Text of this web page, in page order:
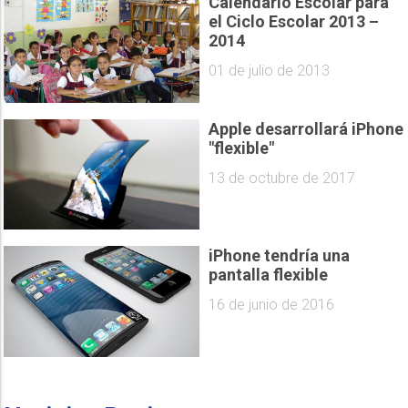
el Ciclo Escolar 2013 –
2014
01 de julio de 2013
Apple desarrollará iPhone
"flexible"
13 de octubre de 2017
iPhone tendría una
pantalla flexible
16 de junio de 2016